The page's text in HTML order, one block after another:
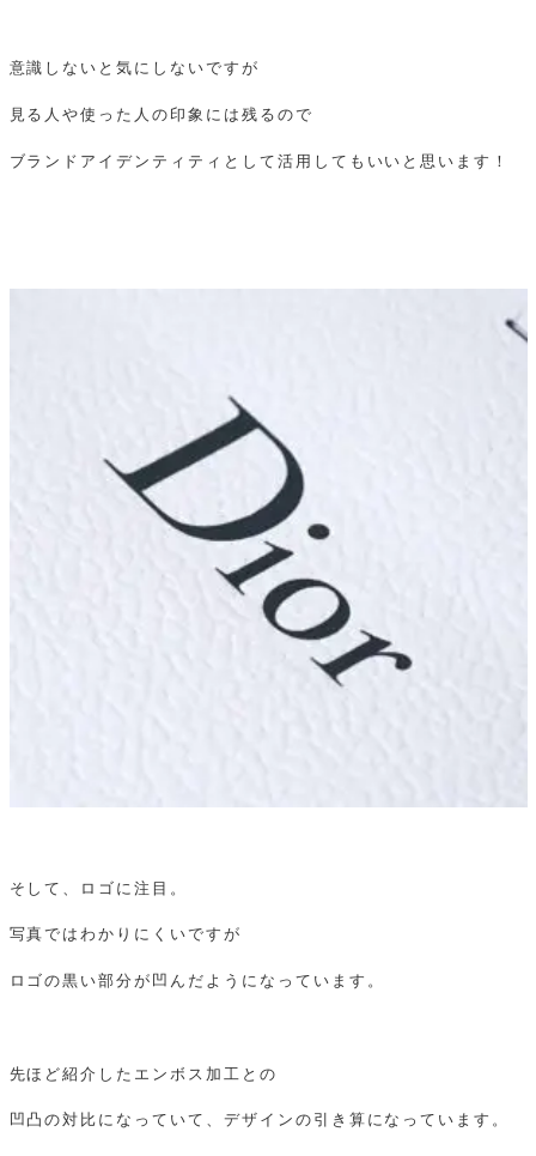
意識しないと気にしないですが
見る人や使った人の印象には残るので
ブランドアイデンティティとして活用してもいいと思います！
そして、ロゴに注目。
写真ではわかりにくいですが
ロゴの黒い部分が凹んだようになっています。
先ほど紹介したエンボス加工との
凹凸の対比になっていて、デザインの引き算になっています。